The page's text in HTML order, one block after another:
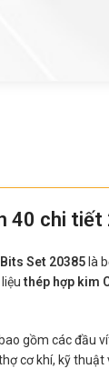
40 chi
Set 20385 là
liệuthép hợp kim
gồm các đầu
cơ khí, kỹ